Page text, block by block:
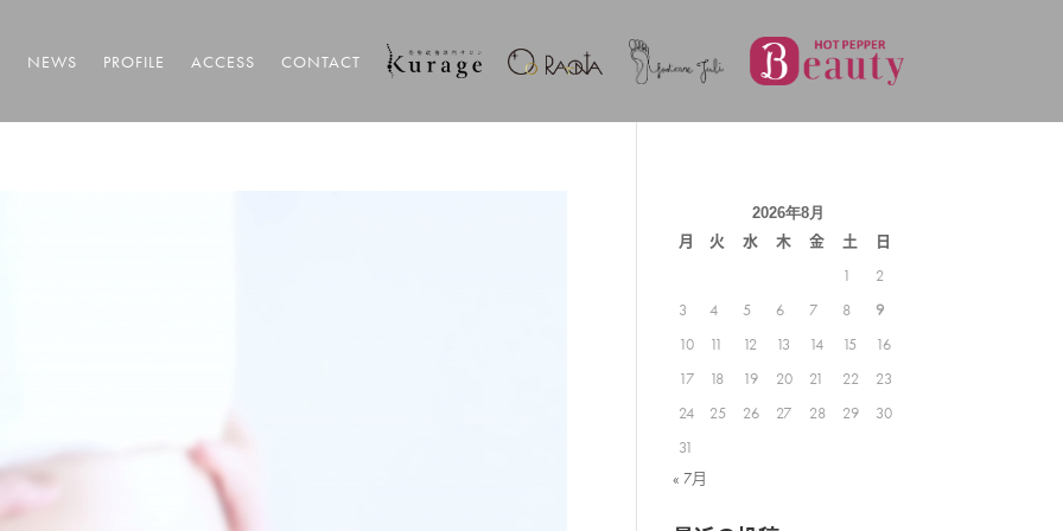
NEWS PROFILE ACCESS CONTACT
2026年8月
月 火 水 木 金 土
日
1
2
3
4 5 6 7 8
9
10
11 12 13 14 15
16
17
18 19 20 21 22
23
24
25 26 27 28 29
30
31
« 7月